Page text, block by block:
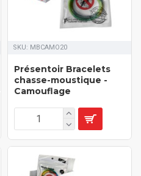
SKU: MBCAMO20
Présentoir Bracelets
chasse-moustique -
Camouflage